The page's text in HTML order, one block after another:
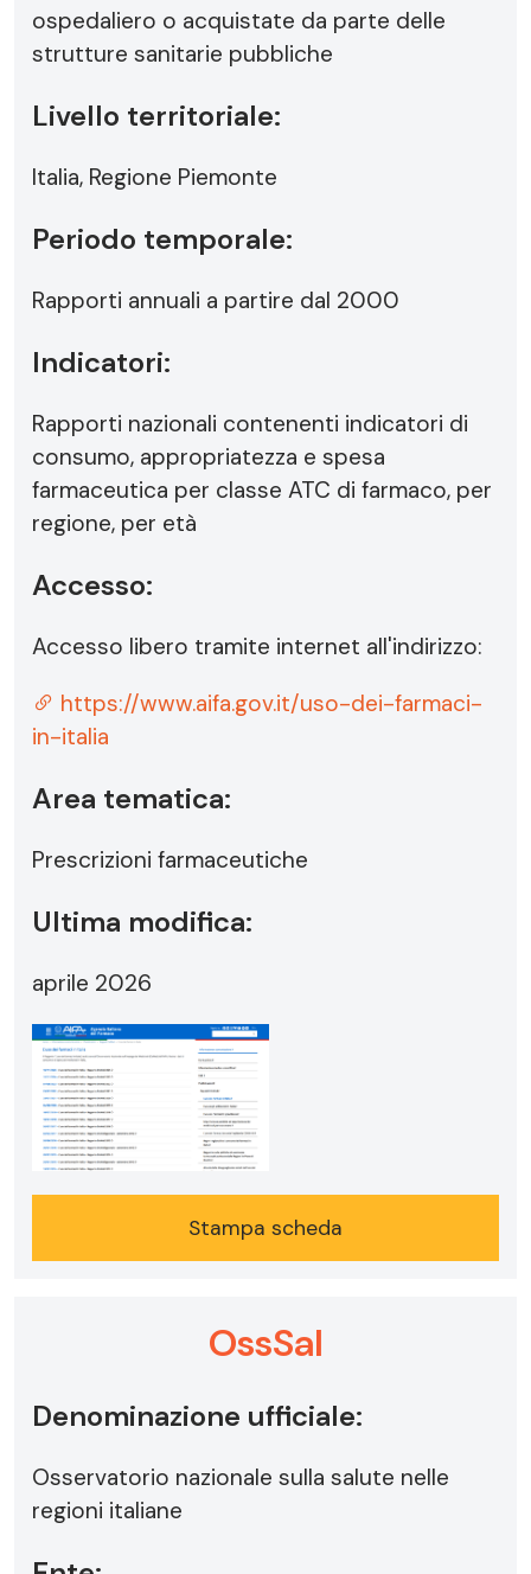
ospedaliero o acquistate da parte delle
strutture sanitarie pubbliche
Livello territoriale:
Italia, Regione Piemonte
Periodo temporale:
Rapporti annuali a partire dal 2000
Indicatori:
Rapporti nazionali contenenti indicatori di
consumo, appropriatezza e spesa
farmaceutica per classe ATC di farmaco, per
regione, per età
Accesso:
Accesso libero tramite internet all'indirizzo:
https://www.aifa.gov.it/uso-dei-farmaci-
in-italia
Area tematica:
Prescrizioni farmaceutiche
Ultima modifica:
aprile 2026
Stampa scheda
OssSal
Denominazione ufficiale:
Osservatorio nazionale sulla salute nelle
regioni italiane